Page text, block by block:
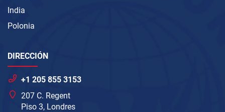
India
Polonia
DIRECCIÓN
+1 205 855 3153
207 C. Regent
Piso 3, Londres